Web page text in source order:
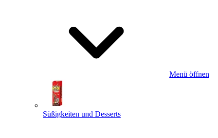
Menü öffnen
Süßigkeiten und Desserts